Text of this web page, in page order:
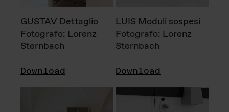
GUSTAV Dettaglio
Fotografo: Lorenz
Sternbach
Download
LUIS Moduli sospesi
Fotografo: Lorenz
Sternbach
Download